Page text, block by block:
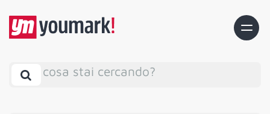
cosa stai cercando?